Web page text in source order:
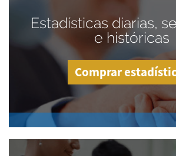
Estadísticas diarias,
e históricas
Comprar